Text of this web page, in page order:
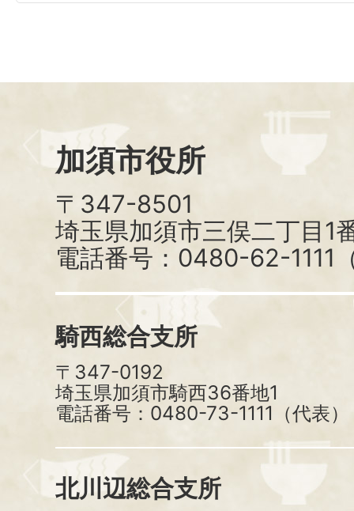
加須市役所
〒347-8501
埼玉県加須市三俣二丁目1
電話番号：0480-62-1111
騎西総合支所
〒347-0192
埼玉県加須市騎西36番地1
電話番号：0480-73-1111（代表）
北川辺総合支所